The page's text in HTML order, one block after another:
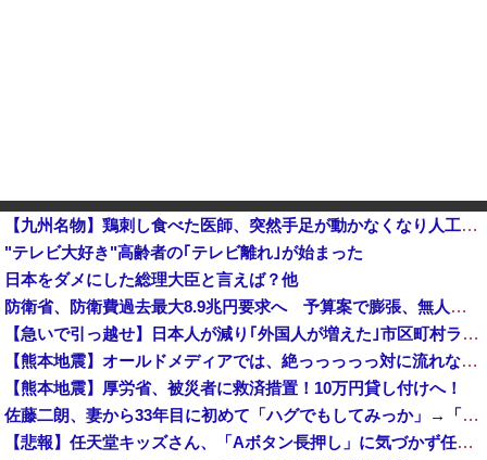
【九州名物】鶏刺し食べた医師、突然手足が動かなくなり人工呼吸器生活に…「死んだほうが良い」
"テレビ大好き"高齢者の｢テレビ離れ｣が始まった
日本をダメにした総理大臣と言えば？他
防衛省、防衛費過去最大8.9兆円要求へ 予算案で膨張、無人機・AI導入
【急いで引っ越せ】日本人が減り｢外国人が増えた｣市区町村ランキングｷﾀ━━!
【熊本地震】オールドメディアでは、絶っっっっっ対に流れない動画
【熊本地震】厚労省、被災者に救済措置！10万円貸し付けへ！
佐藤二朗、妻から33年目に初めて「ハグでもしてみっか」→「君と生きてきて、本当に良かったです」と感激
【悲報】任天堂キッズさん、「Aボタン長押し」に気づかず任天堂に修正させてしまう